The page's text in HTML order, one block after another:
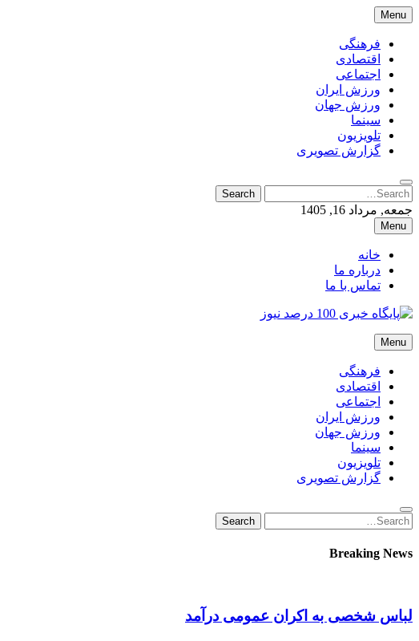
Skip
to
content
Menu
فرهنگی
اقتصادی
اجتماعی
ورزش ایران
ورزش جهان
سینما
تلویزیون
گزارش تصویری
Search
for:
Search
جمعه, مرداد 16, 1405
Menu
خانه
درباره ما
تماس با ما
پایگاه خبری 100 درصد نیوز
پایگاه خبری 100 درصد نیوز
Menu
فرهنگی
اقتصادی
اجتماعی
ورزش ایران
ورزش جهان
سینما
تلویزیون
گزارش تصویری
Search
for:
Search
Breaking News
لباس شخصی به اکران عمومی درآمد